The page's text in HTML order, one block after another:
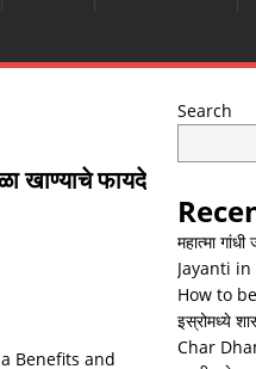
फायदे
Benefits and
Search
महात्मा
Jayanti
How to
इस्रोमध्ये
Char